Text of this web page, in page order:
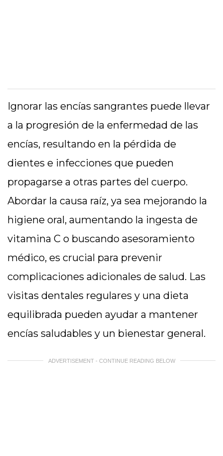
Ignorar las encías sangrantes puede llevar
a la progresión de la enfermedad de las
encías, resultando en la pérdida de
dientes e infecciones que pueden
propagarse a otras partes del cuerpo.
Abordar la causa raíz, ya sea mejorando la
higiene oral, aumentando la ingesta de
vitamina C o buscando asesoramiento
médico, es crucial para prevenir
complicaciones adicionales de salud. Las
visitas dentales regulares y una dieta
equilibrada pueden ayudar a mantener
encías saludables y un bienestar general.
ADVERTISEMENT - CONTINUE READING BELOW